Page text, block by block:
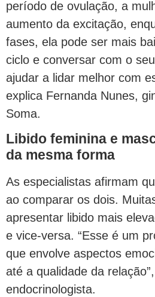
período de ovulação, a
aumento da excitação,
fases, ela pode ser mais
ciclo e conversar com o
ajudar a lidar melhor com
explica Fernanda Nunes,
Soma.
Libido feminina e
da mesma forma
As especialistas afirmam
ao comparar os dois.
apresentar libido mais
e vice-versa. “Esse é um
que envolve aspectos
até a qualidade da
endocrinologista.